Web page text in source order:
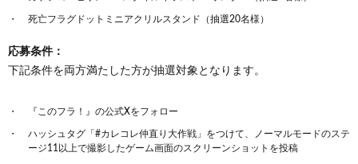
死亡フラグドットミニアクリルスタンド（抽選20名様）
応募条件：
下記条件を両方満たした方が抽選対象となります。
『このフラ！』の公式Xをフォロー
ハッシュタグ「#カレコレ仲直り大作戦」をつけて、ノーマルモードのステ
ージ11以上で撮影したゲーム画面のスクリーンショットを投稿